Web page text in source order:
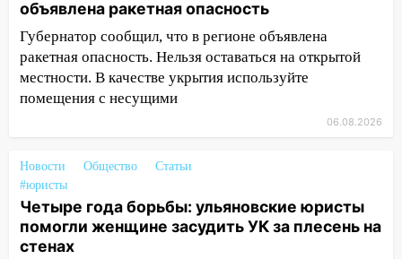
Ульяновской области перевозчик
провернул хитрую схему с чужими
проездными
12:10 Ульяновский алиментщик накопил
опасность» на территории Ульяновской
области
11:30 Кабмин РФ разрешил до 1 июля
2027 года импорт, выпуск и обращение
объявлена ракетная опасность
Губернатор сообщил, что в регионе объявлена
ракетная опасность. Нельзя оставаться на открытой
местности. В качестве укрытия используйте
помещения с несущими
06.08.2026
Новости Общество
Статьи
#юристы
Четыре года борьбы: ульяновские юристы
помогли женщине засудить УК за плесень на
стенах